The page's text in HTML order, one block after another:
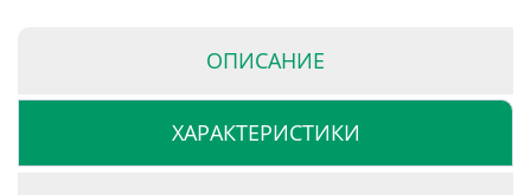
ОПИСАНИЕ
ХАРАКТЕРИСТИКИ